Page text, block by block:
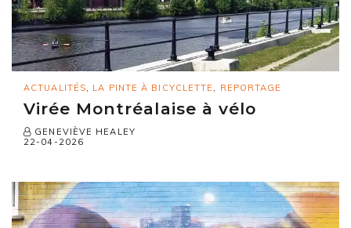
ACTUALITÉS, LA PINTE À BICYCLETTE , REPORTAGE
Virée Montréalaise à vélo
GENEVIÈVE HEALEY
22-04-2026